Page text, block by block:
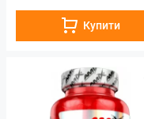
Купити